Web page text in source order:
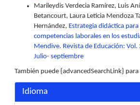
Marileydis Verdecia Ramírez, Luis
Betancourt, Laura Leticia Mendoza
Hernández, Estrategia didáctica
competencias laborales en los
Mendive. Revista de Educación:
Julio- septiembre
También puede {advancedSearchLink}
Idioma